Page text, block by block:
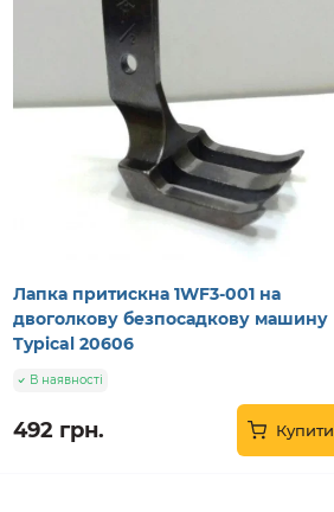
Лапка притискна 1WF3-001 на
двоголкову безпосадкову машину
Typical 20606
В наявності
492 грн. Купити